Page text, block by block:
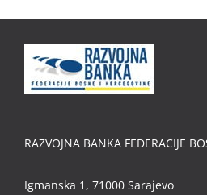
RAZVOJNA BANKA FEDERACIJE
Igmanska 1, 71000 Sarajevo